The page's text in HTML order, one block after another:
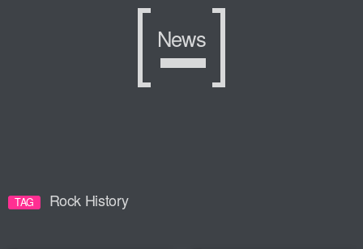
News
TAG Rock History